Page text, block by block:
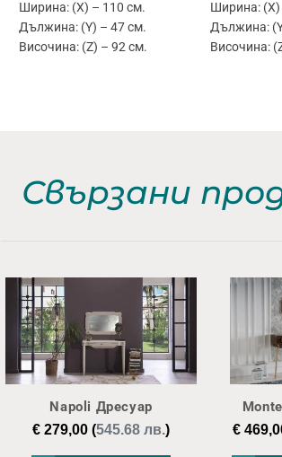
Ширина: (X) – 110 см.
Дължина: (Y) – 47 см.
Височина: (Z) – 92 см.
Ширина: (X)
Дължина:
Височина:
Свързани
Napoli Дресуар
€ 279,00 (545.68 лв.) €